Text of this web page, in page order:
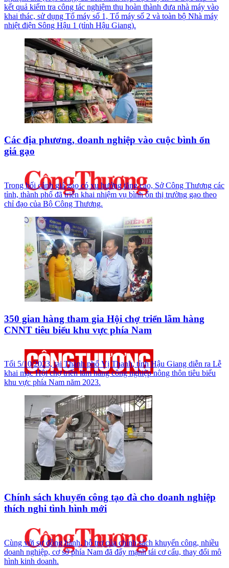
kết quả kiểm tra công tác nghiệm thu hoàn thành đưa nhà máy vào
khai thác, sử dụng Tổ máy số 1, Tổ máy số 2 và toàn bộ Nhà máy
nhiệt điện Sông Hậu 1 (tỉnh Hậu Giang).
Các địa phương, doanh nghiệp vào cuộc bình ổn
giá gạo
Trong bối cảnh giá gạo có xu hướng tăng cao, Sở Công Thương các
tỉnh, thành phố đã triển khai nhiệm vụ bình ổn thị trường gạo theo
chỉ đạo của Bộ Công Thương.
350 gian hàng tham gia Hội chợ triển lãm hàng
CNNT tiêu biểu khu vực phía Nam
Tối 5/10/2023, tại Thành phố Vị Thanh, tỉnh Hậu Giang diễn ra Lễ
khai mạc Hội chợ triển lãm hàng công nghiệp nông thôn tiêu biểu
khu vực phía Nam năm 2023.
Chính sách khuyến công tạo đà cho doanh nghiệp
thích nghi tình hình mới
Cùng với sự đồng hành, hỗ trợ của chính sách khuyến công, nhiều
doanh nghiệp, cơ sở phía Nam đã đẩy mạnh tái cơ cấu, thay đổi mô
hình kinh doanh.